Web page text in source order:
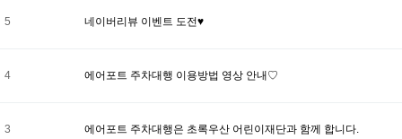
5 네이버리뷰 이벤트 도전♥
4 에어포트 주차대행 이용방법 영상 안내♡
3 에어포트 주차대행은 초록우산 어린이재단과 함께 합니다.